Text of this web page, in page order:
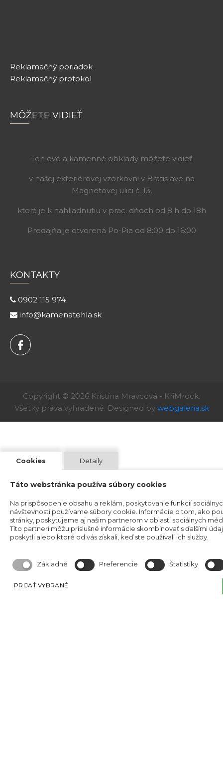
Reklamačný poriadok
Reklamačný protokol
MÔŽETE VIDIEŤ
Tehlové a kamenné obklady môžete vidieť
v našej exteriérovej vzorkovni v Bratislave na
Magnetovej ulici č. 13,
ktorá je k nahliadnutiu v prac. dňoch od 8 h do 18h
Predajňa je otvorená Po-Pia od 8:00 do 16:00
KONTAKTY
0902 115 974
info@kamenatehla.sk
Copyright © 2026 Kristína Mravcová - KriMrock.
Všetky práva vyhradené. Designed by webgaleria.sk
Cookies Detaily
Táto webstránka používa súbory cookies
Na prispôsobenie obsahu a reklám, poskytovanie funkcií
návštevnosti používame súbory cookie. Informácie o tom, ako
stránky, poskytujeme aj našim partnerom v oblasti sociálnych
Títo partneri môžu príslušné informácie skombinovať s ďalšími
poskytli alebo ktoré od vás získali, keď ste používali ich služby.
Základné Preferencie Štatistiky
PRIJAŤ VYBRANÉ